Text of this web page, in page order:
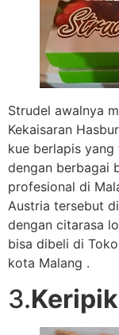
Strudel awalnya
Kekaisaran
kue berlapis
dengan berbagai
profesional di
Austria tersebut
dengan citarasa
bisa dibeli di
kota Malang .
3.